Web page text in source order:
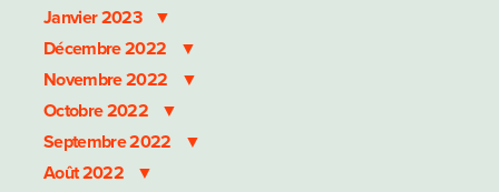
Janvier 2023
Décembre 2022
Novembre 2022
Octobre 2022
Septembre 2022
Août 2022